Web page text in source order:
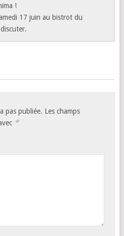
!
17 juin au bistrot du
pas publiée. Les champs
*